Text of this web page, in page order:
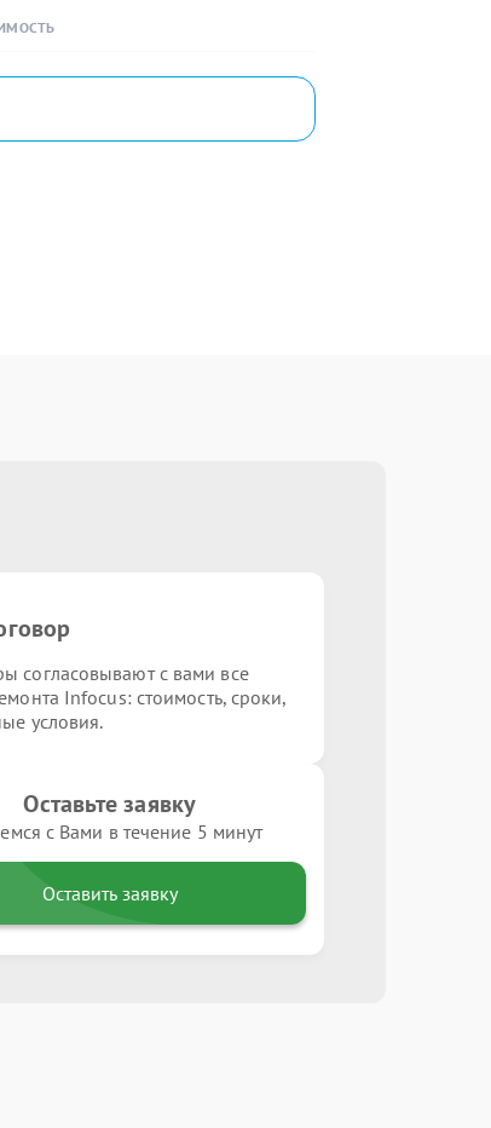
согласовывают с вами все
Infocus: стоимость, сроки,
условия.
Оставьте заявку
с Вами в течение 5 минут
Оставить заявку